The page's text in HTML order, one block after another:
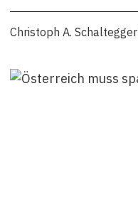
Christoph A. Schaltegger